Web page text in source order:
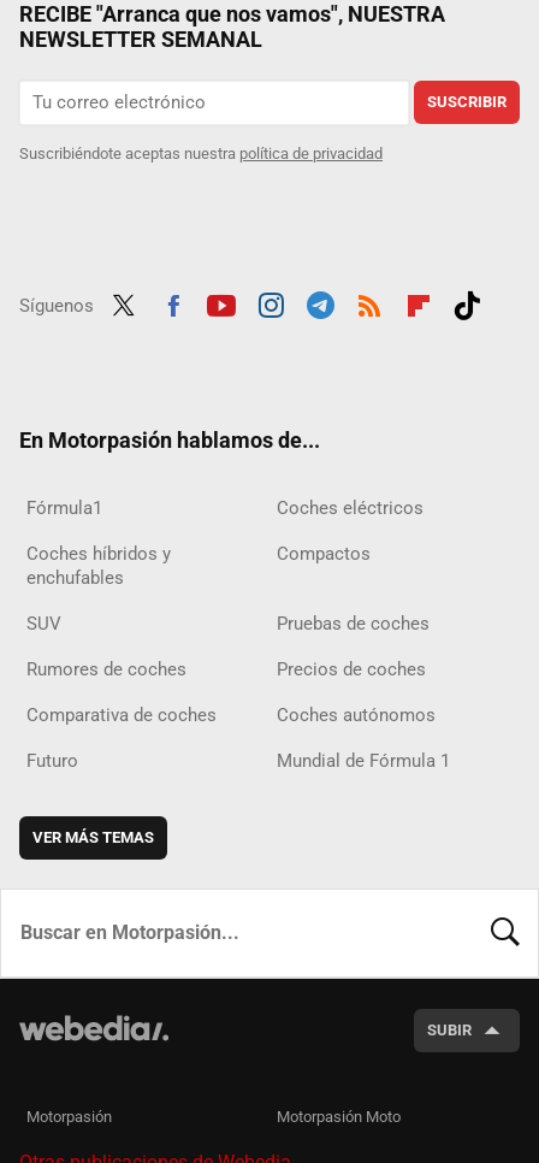
RECIBE "Arranca que nos vamos", NUESTRA
NEWSLETTER SEMANAL
SUSCRIBIR
Suscribiéndote aceptas nuestra política de privacidad
Síguenos
En Motorpasión hablamos de...
Fórmula1 Coches eléctricos
Coches híbridos y
enchufables
Compactos
SUV Pruebas de coches
Rumores de coches Precios de coches
Comparativa de coches Coches autónomos
Futuro Mundial de Fórmula 1
VER MÁS TEMAS
SUBIR
Motorpasión Motorpasión Moto